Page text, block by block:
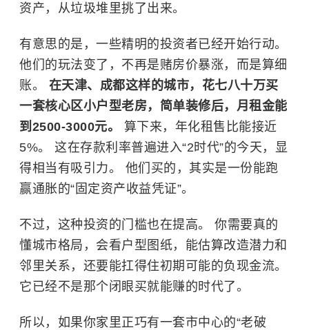
资产，从垃圾堆里挑了出来。
有意思的是，一些精明的投资者已经开始行动。
他们的玩法变了，不再是赌房价暴涨，而是算细
账。 在天津、成都这样的城市，花七八十万买
一套核心区小户型老房，简单装修后，月租金能
到2500-3000元。 算下来，年化租售比能接近
5%。 这在存款利率普遍进入“2时代”的今天，显
得相当有吸引力。 他们买的，其实是一份能跑
赢通胀的“固定资产收益凭证”。
不过，这种投资的门槛也在提高。 你需要真的
懂城市格局，会看户型图纸，能估算改造潜力和
邻里关系，还要能扛得住初期可能的负现金流。
它已经不是那个闭眼买就能赚的时代了。
所以，如果你家里正巧有一套市中心的“老破